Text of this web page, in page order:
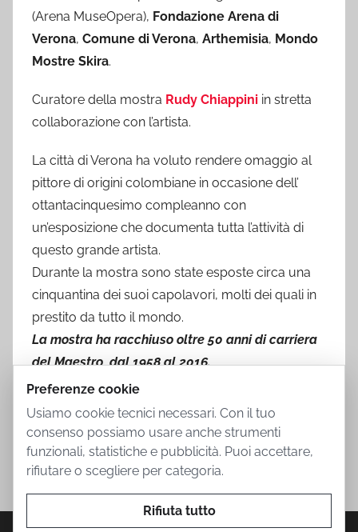
(Arena MuseOpera), Fondazione Arena di
Verona, Comune di Verona, Arthemisia, Mondo
Mostre Skira.
Curatore della mostra Rudy Chiappini in stretta
collaborazione con l’artista.
La città di Verona ha voluto rendere omaggio al
pittore di origini colombiane in occasione dell’
ottantacinquesimo compleanno con
un’esposizione che documenta tutta l’attività di
questo grande artista.
Durante la mostra sono state esposte circa una
cinquantina dei suoi capolavori, molti dei quali in
prestito da tutto il mondo.
La mostra ha racchiuso oltre 50 anni di carriera
del Maestro, dal 1958 al 2016.
Preferenze cookie
Usiamo cookie tecnici necessari. Con il tuo
consenso possiamo usare anche strumenti
funzionali, statistiche e pubblicità. Puoi accettare,
rifiutare o scegliere per categoria.
Rifiuta tutto